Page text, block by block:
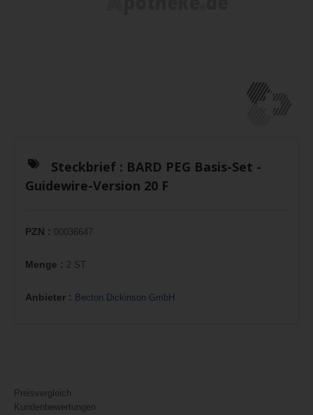
Steckbrief : BARD PEG Basis-Set -
Guidewire-Version 20 F
PZN : 00036647
Menge : 2 ST
Anbieter : Becton Dickinson GmbH
Preisvergleich
Kundenbewertungen